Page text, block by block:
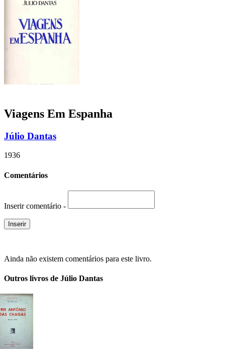
Viagens Em Espanha
Júlio Dantas
1936
Comentários
Inserir comentário -
Ainda não existem comentários para este livro.
Outros livros de Júlio Dantas